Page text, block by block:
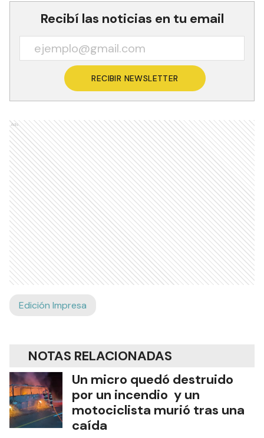
Recibí las noticias en tu email
RECIBIR NEWSLETTER
Ads
Edición Impresa
NOTAS RELACIONADAS
Un micro quedó destruido
por un incendio y un
motociclista murió tras una
caída